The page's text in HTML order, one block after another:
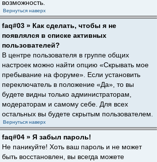
возможность.
Вернуться наверх
faq#03 » Как сделать, чтобы я не
появлялся в списке активных
пользователей?
В центре пользователя в группе общих
настроек можно найти опцию «Скрывать мое
пребывание на форуме». Если установить
переключатель в положение «Да», то вы
будете видны только администраторам,
модераторам и самому себе. Для всех
остальных вы будете скрытым пользователем.
Вернуться наверх
faq#04 » Я забыл пароль!
Не паникуйте! Хоть ваш пароль и не может
быть восстановлен, вы всегда можете